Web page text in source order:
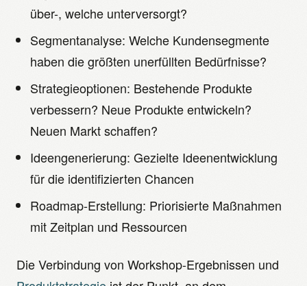
über-, welche unterversorgt?
Segmentanalyse: Welche Kundensegmente
haben die größten unerfüllten Bedürfnisse?
Strategieoptionen: Bestehende Produkte
verbessern? Neue Produkte entwickeln?
Neuen Markt schaffen?
Ideengenerierung: Gezielte Ideenentwicklung
für die identifizierten Chancen
Roadmap-Erstellung: Priorisierte Maßnahmen
mit Zeitplan und Ressourcen
Die Verbindung von Workshop-Ergebnissen und